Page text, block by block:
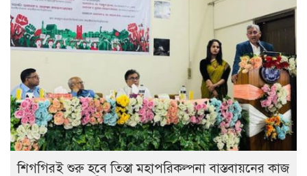
শিগগিরই শুরু হবে তিস্তা মহাপরিকল্পনা বাস্তবায়নের কাজ